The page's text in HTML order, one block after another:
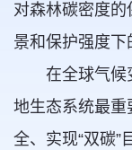
对森林碳密度
景和保护强度下
在全球气候
地生态系统最重
全、实现“双碳”